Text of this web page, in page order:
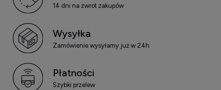
14 dni na zwrot zakupów
Wysyłka
Zamówienie wysyłamy już w 24h
Płatności
Szybki przelew